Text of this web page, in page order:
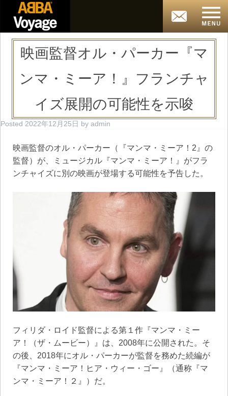
映画監督オル・パーカー『マ
ンマ・ミーア！』フランチャ
イズ展開の可能性を示唆
Posted 2022年12月25日 by admin
映画監督のオル・パーカー（『マンマ・ミーア！2』の
監督）が、ミュージカル『マンマ・ミーア！』がフラ
ンチャイズに別の映画が登場する可能性を予告した。
フィリダ・ロイド監督による第１作『マンマ・ミー
ア！（ザ・ムービー）』は、2008年に公開された。そ
の後、2018年にオル・パーカーが監督を務めた続編が
『マンマ・ミーア！ヒア・ウィー・ゴー』（通称『マ
ンマ・ミーア！２』）だ。